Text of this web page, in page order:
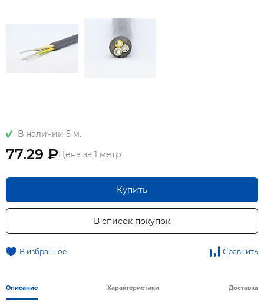
В наличии 5 м.
77.29 ₽Цена за 1 метр
Купить
В список покупок
В избранное Сравнить
Описание Характеристики Доставка